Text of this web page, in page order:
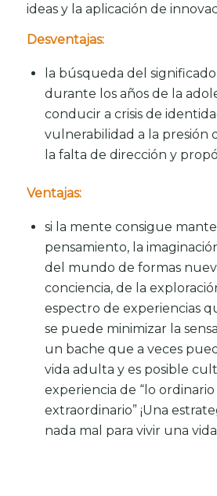
ideas y la aplicación de
Desventajas:
la búsqueda del
durante los años de la
conducir a crisis de
vulnerabilidad a la presión
la falta de dirección y
Ventajas:
si la mente consigue
pensamiento, la
del mundo de formas
conciencia, de la
espectro de experiencias
se puede minimizar la
un bache que a veces
vida adulta y es posible
experiencia de “lo
extraordinario” ¡Una
nada mal para vivir una